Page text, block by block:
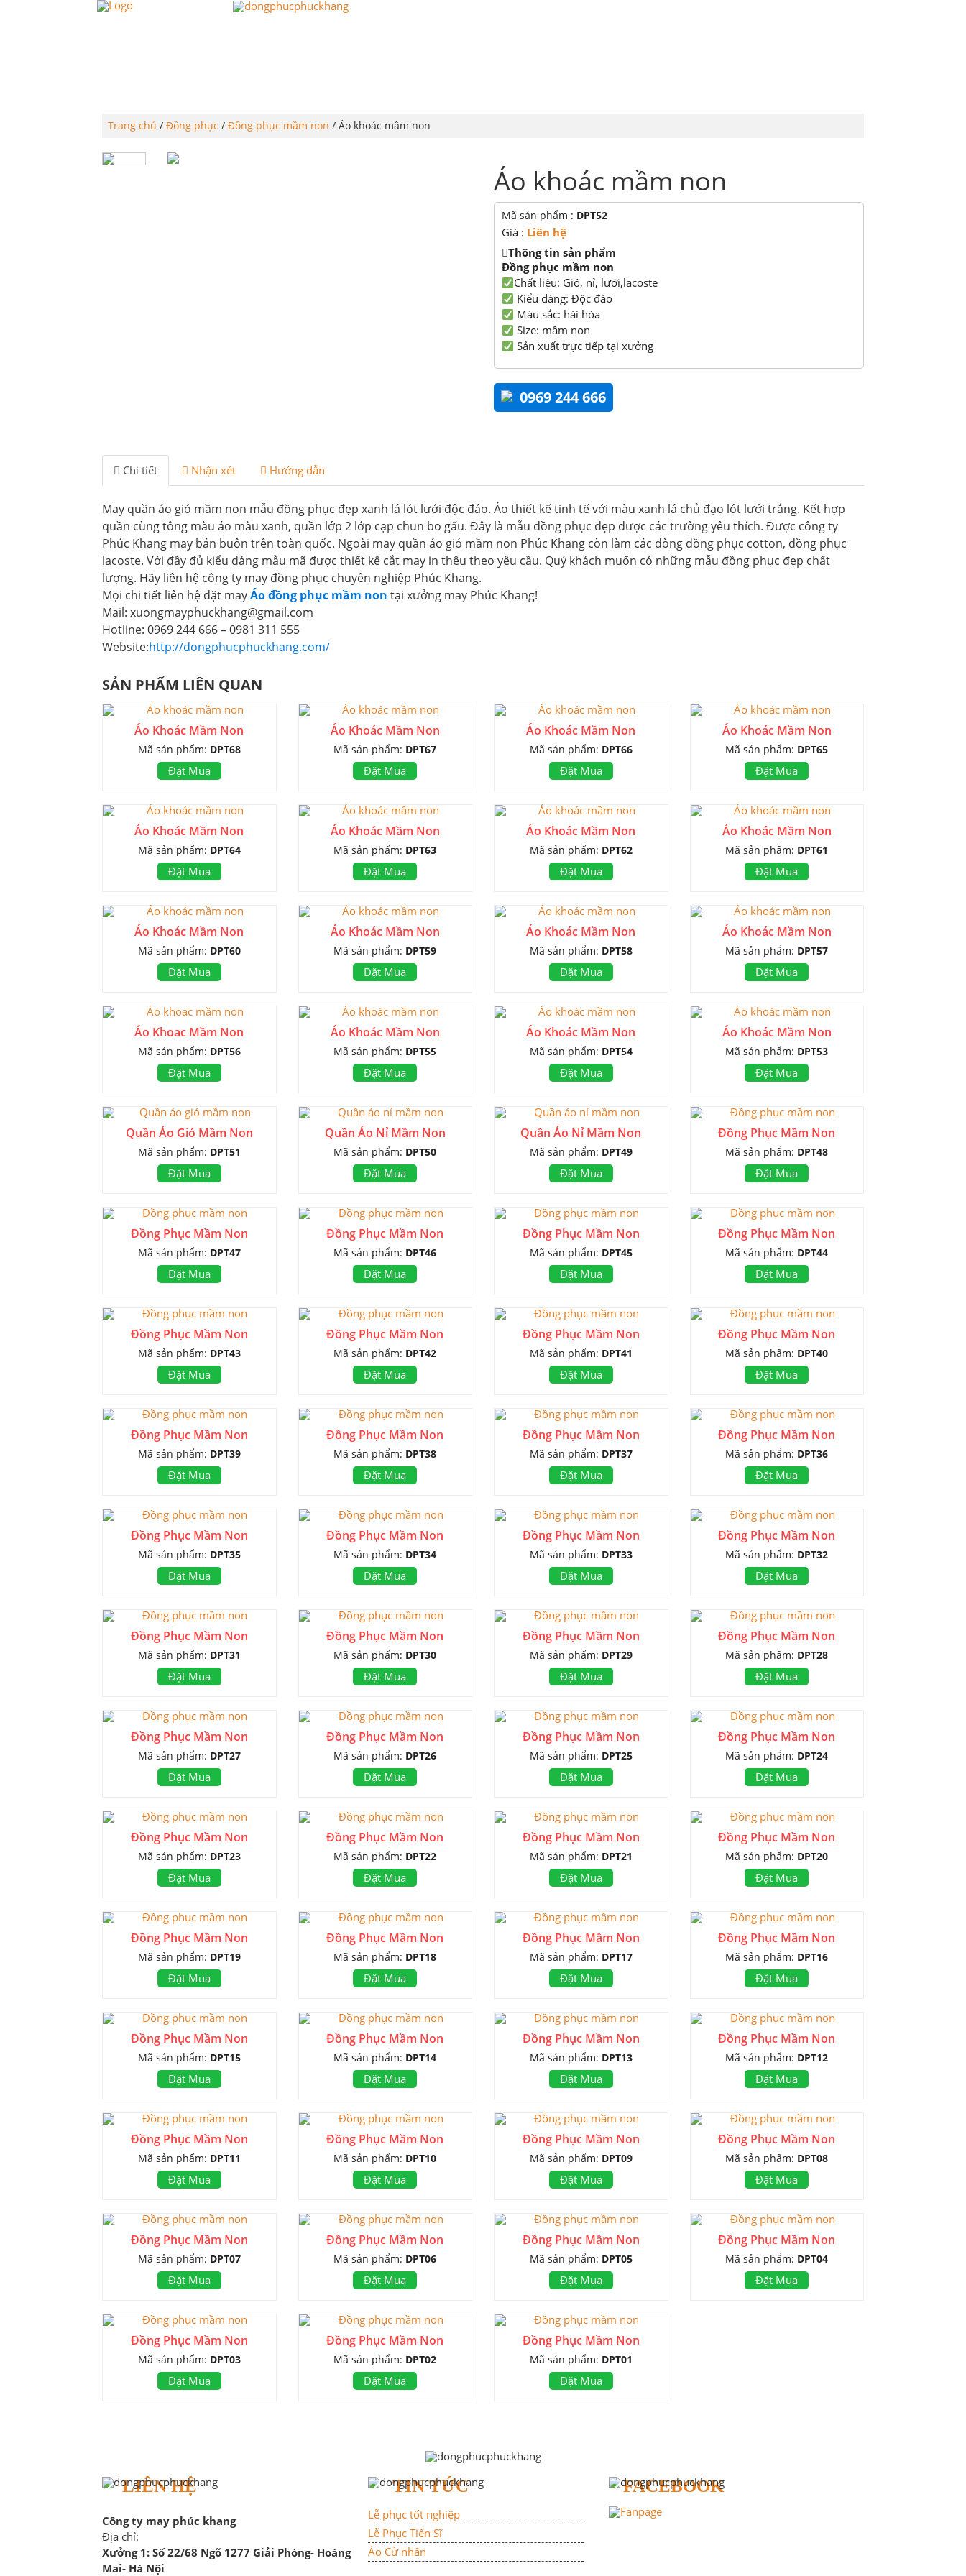
Trang chủ / Đồng phục / Đồng phục mầm non / Áo khoác mầm non
Áo khoác mầm non
Mã sản phẩm : DPT52
Giá : Liên hệ
Thông tin sản phẩm
Đồng phục mầm non
Chất liệu: Gió, nỉ, lưới,lacoste
Kiểu dáng: Độc đáo
Màu sắc: hài hòa
Size: mầm non
Sản xuất trực tiếp tại xưởng
0969 244 666
Chi tiết Nhận xét Hướng dẫn
May quần áo gió mầm non mẫu đồng phục đẹp xanh lá lót lưới độc đáo. Áo thiết kế tinh tế với màu xanh lá chủ đạo lót lưới trắng. Kết hợp
quần cùng tông màu áo màu xanh, quần lớp 2 lớp cạp chun bo gấu. Đây là mẫu đồng phục đẹp được các trường yêu thích. Được công ty
Phúc Khang may bán buôn trên toàn quốc. Ngoài may quần áo gió mầm non Phúc Khang còn làm các dòng đồng phục cotton, đồng phục
lacoste. Với đầy đủ kiểu dáng mẫu mã được thiết kế cắt may in thêu theo yêu cầu. Quý khách muốn có những mẫu đồng phục đẹp chất
lượng. Hãy liên hệ công ty may đồng phục chuyên nghiệp Phúc Khang.
Mọi chi tiết liên hệ đặt mayÁo đồng phục mầm non tại xưởng may Phúc Khang!
Mail: xuongmayphuckhang@gmail.com
Hotline: 0969 244 666 – 0981 311 555
Website:http://dongphucphuckhang.com/
SẢN PHẨM LIÊN QUAN
Áo Khoác Mầm Non
Mã sản phẩm: DPT68
Đặt Mua
Áo Khoác Mầm Non
Mã sản phẩm: DPT67
Đặt Mua
Áo Khoác Mầm Non
Mã sản phẩm: DPT66
Đặt Mua
Áo Khoác Mầm Non
Mã sản phẩm: DPT65
Đặt Mua
Áo Khoác Mầm Non
Mã sản phẩm: DPT64
Đặt Mua
Áo Khoác Mầm Non
Mã sản phẩm: DPT63
Đặt Mua
Áo Khoác Mầm Non
Mã sản phẩm: DPT62
Đặt Mua
Áo Khoác Mầm Non
Mã sản phẩm: DPT61
Đặt Mua
Áo Khoác Mầm Non
Mã sản phẩm: DPT60
Đặt Mua
Áo Khoác Mầm Non
Mã sản phẩm: DPT59
Đặt Mua
Áo Khoác Mầm Non
Mã sản phẩm: DPT58
Đặt Mua
Áo Khoác Mầm Non
Mã sản phẩm: DPT57
Đặt Mua
Áo Khoac Mầm Non
Mã sản phẩm: DPT56
Đặt Mua
Áo Khoác Mầm Non
Mã sản phẩm: DPT55
Đặt Mua
Áo Khoác Mầm Non
Mã sản phẩm: DPT54
Đặt Mua
Áo Khoác Mầm Non
Mã sản phẩm: DPT53
Đặt Mua
Quần Áo Gió Mầm Non
Mã sản phẩm: DPT51
Đặt Mua
Quần Áo Nỉ Mầm Non
Mã sản phẩm: DPT50
Đặt Mua
Quần Áo Nỉ Mầm Non
Mã sản phẩm: DPT49
Đặt Mua
Đồng Phục Mầm Non
Mã sản phẩm: DPT48
Đặt Mua
Đồng Phục Mầm Non
Mã sản phẩm: DPT47
Đặt Mua
Đồng Phục Mầm Non
Mã sản phẩm: DPT46
Đặt Mua
Đồng Phục Mầm Non
Mã sản phẩm: DPT45
Đặt Mua
Đồng Phục Mầm Non
Mã sản phẩm: DPT44
Đặt Mua
Đồng Phục Mầm Non
Mã sản phẩm: DPT43
Đặt Mua
Đồng Phục Mầm Non
Mã sản phẩm: DPT42
Đặt Mua
Đồng Phục Mầm Non
Mã sản phẩm: DPT41
Đặt Mua
Đồng Phục Mầm Non
Mã sản phẩm: DPT40
Đặt Mua
Đồng Phục Mầm Non
Mã sản phẩm: DPT39
Đặt Mua
Đồng Phục Mầm Non
Mã sản phẩm: DPT38
Đặt Mua
Đồng Phục Mầm Non
Mã sản phẩm: DPT37
Đặt Mua
Đồng Phục Mầm Non
Mã sản phẩm: DPT36
Đặt Mua
Đồng Phục Mầm Non
Mã sản phẩm: DPT35
Đặt Mua
Đồng Phục Mầm Non
Mã sản phẩm: DPT34
Đặt Mua
Đồng Phục Mầm Non
Mã sản phẩm: DPT33
Đặt Mua
Đồng Phục Mầm Non
Mã sản phẩm: DPT32
Đặt Mua
Đồng Phục Mầm Non
Mã sản phẩm: DPT31
Đặt Mua
Đồng Phục Mầm Non
Mã sản phẩm: DPT30
Đặt Mua
Đồng Phục Mầm Non
Mã sản phẩm: DPT29
Đặt Mua
Đồng Phục Mầm Non
Mã sản phẩm: DPT28
Đặt Mua
Đồng Phục Mầm Non
Mã sản phẩm: DPT27
Đặt Mua
Đồng Phục Mầm Non
Mã sản phẩm: DPT26
Đặt Mua
Đồng Phục Mầm Non
Mã sản phẩm: DPT25
Đặt Mua
Đồng Phục Mầm Non
Mã sản phẩm: DPT24
Đặt Mua
Đồng Phục Mầm Non
Mã sản phẩm: DPT23
Đặt Mua
Đồng Phục Mầm Non
Mã sản phẩm: DPT22
Đặt Mua
Đồng Phục Mầm Non
Mã sản phẩm: DPT21
Đặt Mua
Đồng Phục Mầm Non
Mã sản phẩm: DPT20
Đặt Mua
Đồng Phục Mầm Non
Mã sản phẩm: DPT19
Đặt Mua
Đồng Phục Mầm Non
Mã sản phẩm: DPT18
Đặt Mua
Đồng Phục Mầm Non
Mã sản phẩm: DPT17
Đặt Mua
Đồng Phục Mầm Non
Mã sản phẩm: DPT16
Đặt Mua
Đồng Phục Mầm Non
Mã sản phẩm: DPT15
Đặt Mua
Đồng Phục Mầm Non
Mã sản phẩm: DPT14
Đặt Mua
Đồng Phục Mầm Non
Mã sản phẩm: DPT13
Đặt Mua
Đồng Phục Mầm Non
Mã sản phẩm: DPT12
Đặt Mua
Đồng Phục Mầm Non
Mã sản phẩm: DPT11
Đặt Mua
Đồng Phục Mầm Non
Mã sản phẩm: DPT10
Đặt Mua
Đồng Phục Mầm Non
Mã sản phẩm: DPT09
Đặt Mua
Đồng Phục Mầm Non
Mã sản phẩm: DPT08
Đặt Mua
Đồng Phục Mầm Non
Mã sản phẩm: DPT07
Đặt Mua
Đồng Phục Mầm Non
Mã sản phẩm: DPT06
Đặt Mua
Đồng Phục Mầm Non
Mã sản phẩm: DPT05
Đặt Mua
Đồng Phục Mầm Non
Mã sản phẩm: DPT04
Đặt Mua
Đồng Phục Mầm Non
Mã sản phẩm: DPT03
Đặt Mua
Đồng Phục Mầm Non
Mã sản phẩm: DPT02
Đặt Mua
Đồng Phục Mầm Non
Mã sản phẩm: DPT01
Đặt Mua
LIÊN HỆ
Công ty may phúc khang
Địa chỉ:
Xưởng 1: Số 22/68 Ngõ 1277 Giải Phóng- Hoàng
Mai- Hà Nội
TIN TỨC
Lễ phục tốt nghiệp
Lễ Phục Tiến Sĩ
Áo Cử nhân
FACEBOOK